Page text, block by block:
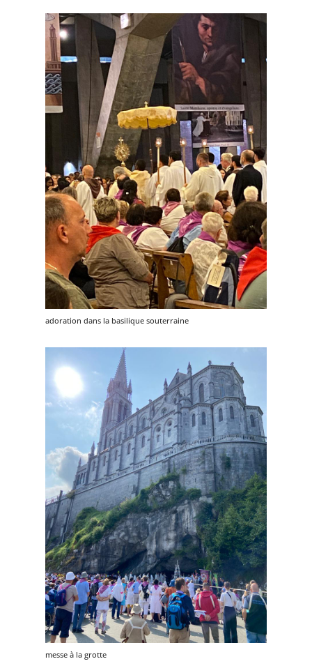
adoration dans la basilique souterraine
messe à la grotte